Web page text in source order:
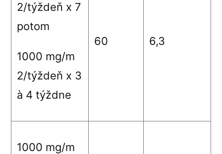
2/týždeň x 7
potom
1000 mg/m
2/týždeň x 3
à 4 týždne
60 6,3
1000 mg/m